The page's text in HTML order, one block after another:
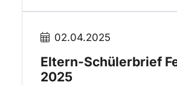
02.04.2025
Eltern-Schülerbrief
2025